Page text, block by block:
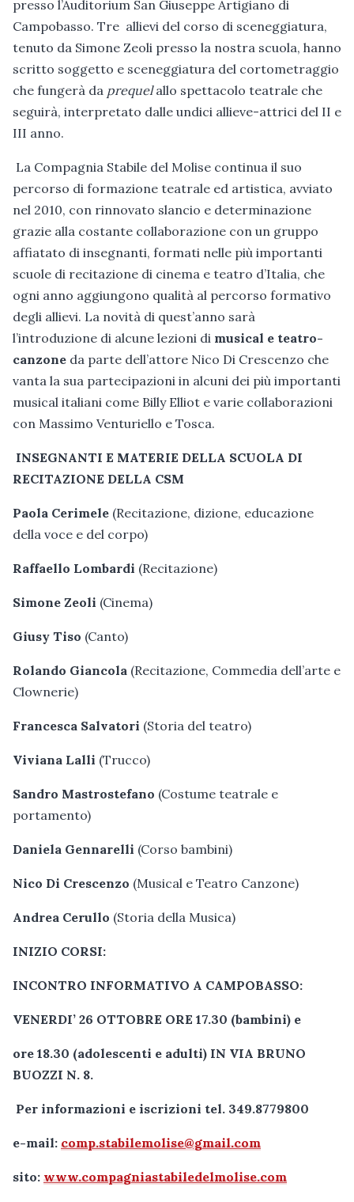
presso l’Auditorium San Giuseppe Artigiano di
Campobasso. Tre allievi del corso di sceneggiatura,
tenuto da Simone Zeoli presso la nostra scuola, hanno
scritto soggetto e sceneggiatura del cortometraggio
che fungerà da prequelallo spettacolo teatrale che
seguirà, interpretato dalle undici allieve-attrici del II e
III anno.
La Compagnia Stabile del Molise continua il suo
percorso di formazione teatrale ed artistica, avviato
nel 2010, con rinnovato slancio e determinazione
grazie alla costante collaborazione con un gruppo
affiatato di insegnanti, formati nelle più importanti
scuole di recitazione di cinema e teatro d’Italia, che
ogni anno aggiungono qualità al percorso formativo
degli allievi. La novità di quest’anno sarà
l’introduzione di alcune lezioni di musical e teatro-
canzone da parte dell’attore Nico Di Crescenzo che
vanta la sua partecipazioni in alcuni dei più importanti
musical italiani come Billy Elliot e varie collaborazioni
con Massimo Venturiello e Tosca.
INSEGNANTI E MATERIE DELLA SCUOLA DI
RECITAZIONE DELLA CSM
Paola Cerimele (Recitazione, dizione, educazione
della voce e del corpo)
Raffaello Lombardi (Recitazione)
Simone Zeoli (Cinema)
Giusy Tiso (Canto)
Rolando Giancola (Recitazione, Commedia dell’arte e
Clownerie)
Francesca Salvatori (Storia del teatro)
Viviana Lalli (Trucco)
Sandro Mastrostefano (Costume teatrale e
portamento)
Daniela Gennarelli (Corso bambini)
Nico Di Crescenzo (Musical e Teatro Canzone)
Andrea Cerullo (Storia della Musica)
INIZIO CORSI:
INCONTRO INFORMATIVO A CAMPOBASSO:
VENERDI’ 26 OTTOBRE ORE 17.30 (bambini) e
ore 18.30 (adolescenti e adulti) IN VIA BRUNO
BUOZZI N. 8.
Per informazioni e iscrizioni tel. 349.8779800
e-mail: comp.stabilemolise@gmail.com
sito: www.compagniastabiledelmolise.com